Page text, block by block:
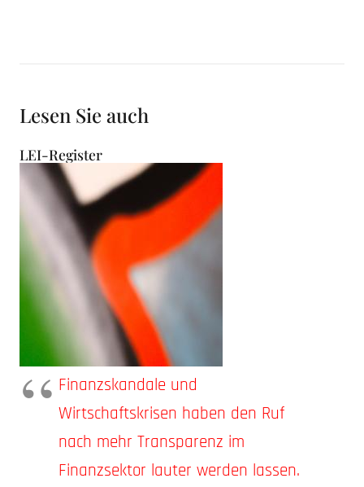
Lesen Sie auch
LEI-Register
Finanzskandale und
Wirtschaftskrisen haben den Ruf
nach mehr Transparenz im
Finanzsektor lauter werden lassen.